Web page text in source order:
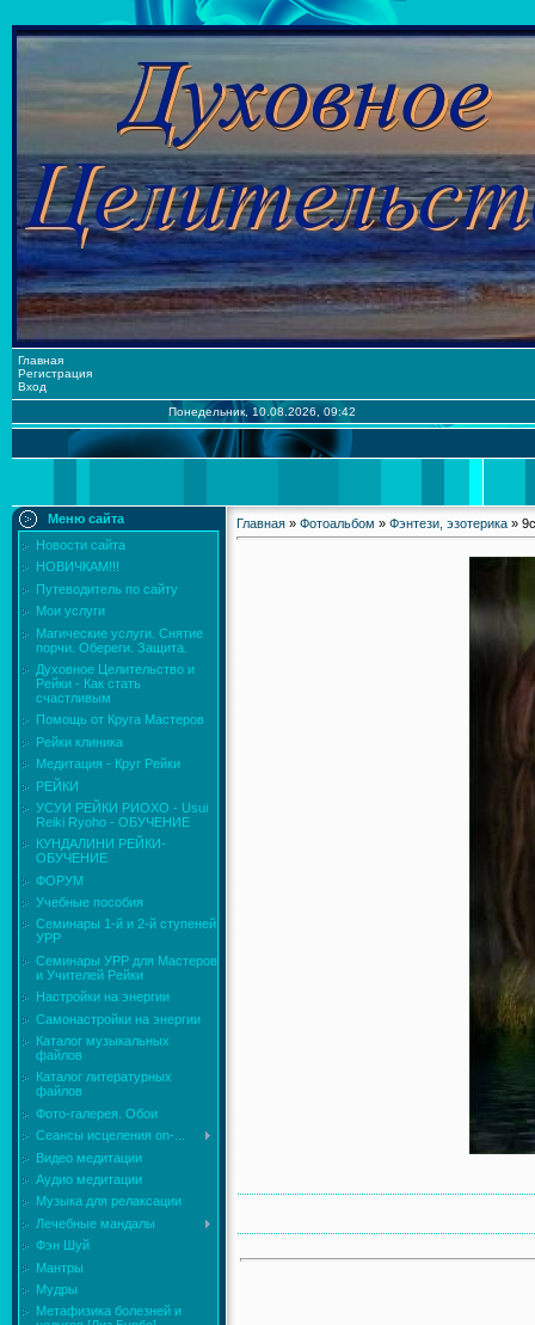
Главная
Регистрация
Вход
Понедельник, 10.08.2026, 09:42
Меню сайта
Новости сайта
НОВИЧКАМ!!!
Путеводитель по сайту
Мои услуги
Магические услуги. Снятие
порчи. Обереги. Защита.
Духовное Целительство и
Рейки - Как стать
счастливым
Помощь от Круга Мастеров
Рейки клиника
Медитация - Круг Рейки
РЕЙКИ
УСУИ РЕЙКИ РИОХО - Usui
Reiki Ryoho - ОБУЧЕНИЕ
КУНДАЛИНИ РЕЙКИ-
ОБУЧЕНИЕ
ФОРУМ
Учебные пособия
Семинары 1-й и 2-й ступеней
УРР
Семинары УРР для Мастеров
и Учителей Рейки
Настройки на энергии
Самонастройки на энергии
Каталог музыкальных
файлов
Каталог литературных
файлов
Фото-галерея. Обои
Сеансы исцеления on-...
Видео медитации
Аудио медитации
Музыка для релаксации
Лечебные мандалы
Фэн Шуй
Мантры
Мудры
Mетафизика болезней и
Главная » Фотоальбом » Фэнтези, эзотерика »